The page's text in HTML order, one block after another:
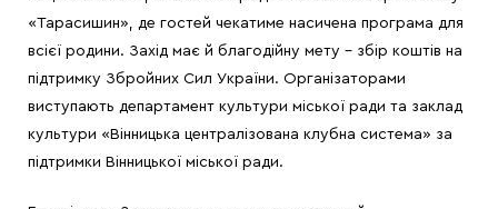
«Тарасишин», де гостей чекатиме насичена програма для
всієї родини. Захід має й благодійну мету – збір коштів на
підтримку Збройних Сил України. Організаторами
виступають департамент культури міської ради та заклад
культури «Вінницька централізована клубна система» за
підтримки Вінницької міської ради.